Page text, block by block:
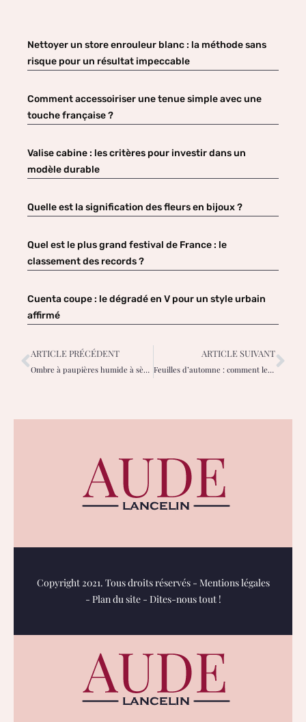
Nettoyer un store enrouleur blanc : la méthode sans
risque pour un résultat impeccable
Comment accessoiriser une tenue simple avec une
touche française ?
Valise cabine : les critères pour investir dans un
modèle durable
Quelle est la signification des fleurs en bijoux ?
Quel est le plus grand festival de France : le
classement des records ?
Cuenta coupe : le dégradé en V pour un style urbain
affirmé
ARTICLE PRÉCÉDENT
Ombre à paupières humide à sèche : un guide
ARTICLE SUIVANT
Feuilles d’automne : comment les utiliser et les conserver ?
Copyright 2021. Tous droits réservés - Mentions légales
- Plan du site- Dites-nous tout !